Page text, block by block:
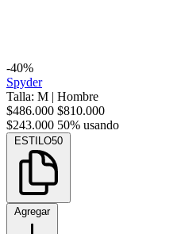
-40%
Spyder
Talla: M | Hombre
$486.000 $810.000
$243.000 50% usando
ESTILO50
Agregar